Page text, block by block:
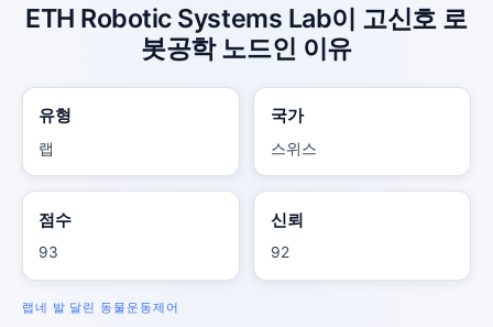
ETH Robotic Systems Lab이 고신호 로
봇공학 노드인 이유
유형
랩
국가
스위스
점수
93
신뢰
92
랩네 발 달린 동물 운동제어